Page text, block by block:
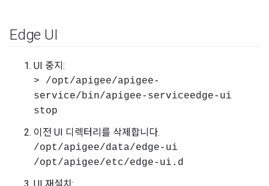
Edge UI
UI 중지:
> /opt/apigee/apigee-
service/bin/apigee-serviceedge-ui
stop
이전 UI 디렉터리를 삭제합니다.
/opt/apigee/data/edge-ui
/opt/apigee/etc/edge-ui.d